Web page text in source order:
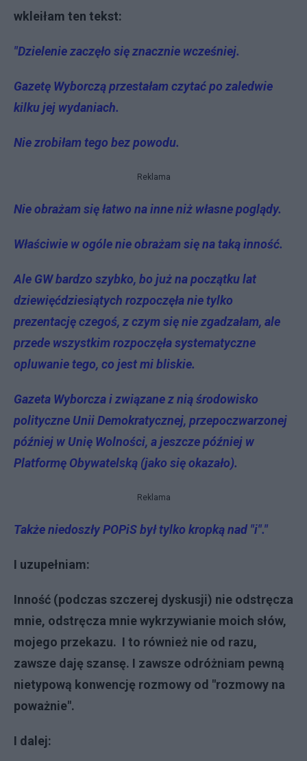
wkleiłam ten tekst:
"Dzielenie zaczęło się znacznie wcześniej.
Gazetę Wyborczą przestałam czytać po zaledwie
kilku jej wydaniach.
Nie zrobiłam tego bez powodu.
Reklama
Nie obrażam się łatwo na inne niż własne poglądy.
Właściwie w ogóle nie obrażam się na taką inność.
Ale GW bardzo szybko, bo już na początku lat
dziewięćdziesiątych rozpoczęła nie tylko
prezentację czegoś, z czym się nie zgadzałam, ale
przede wszystkim rozpoczęła systematyczne
opluwanie tego, co jest mi bliskie.
Gazeta Wyborcza i związane z nią środowisko
polityczne Unii Demokratycznej, przepoczwarzonej
później w Unię Wolności, a jeszcze później w
Platformę Obywatelską (jako się okazało).
Reklama
Także niedoszły POPiS był tylko kropką nad "i"."
I uzupełniam:
Inność (podczas szczerej dyskusji) nie odstręcza
mnie, odstręcza mnie wykrzywianie moich słów,
mojego przekazu. I to również nie od razu,
zawsze daję szansę. I zawsze odróżniam pewną
nietypową konwencję rozmowy od "rozmowy na
poważnie".
I dalej: